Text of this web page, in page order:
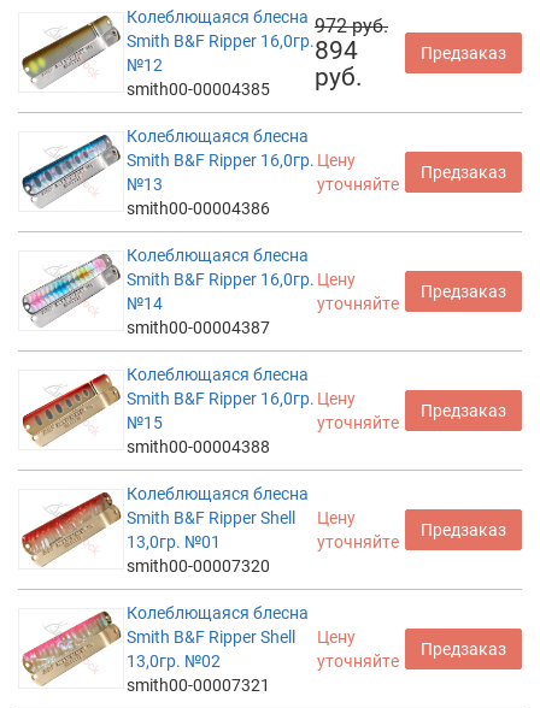
Колеблющаяся блесна
Smith B&F Ripper 16,0гр.
№12
smith00-00004385
972 руб.
894
руб.
Предзаказ
Колеблющаяся блесна
Smith B&F Ripper 16,0гр.
№13
smith00-00004386
Цену
уточняйте
Предзаказ
Колеблющаяся блесна
Smith B&F Ripper 16,0гр.
№14
smith00-00004387
Цену
уточняйте
Предзаказ
Колеблющаяся блесна
Smith B&F Ripper 16,0гр.
№15
smith00-00004388
Цену
уточняйте
Предзаказ
Колеблющаяся блесна
Smith B&F Ripper Shell
13,0гр. №01
smith00-00007320
Цену
уточняйте
Предзаказ
Колеблющаяся блесна
Smith B&F Ripper Shell
13,0гр. №02
smith00-00007321
Цену
уточняйте
Предзаказ